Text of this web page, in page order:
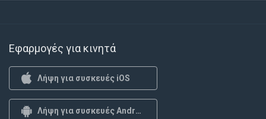
Εφαρμογές για κινητά
Λήψη για συσκευές iOS
Λήψη για συσκευές Android